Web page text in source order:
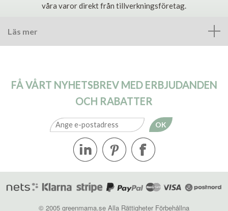
våra varor direkt från tillverkningsföretag.
Läs mer
FÅ VÅRT NYHETSBREV MED ERBJUDANDEN
OCH RABATTER
OK
© 2005 greenmama.se Alla Rättigheter Förbehållna